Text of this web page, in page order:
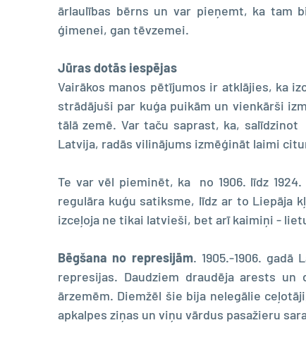
ārlaulības bērns un var pieņemt, ka tam
ģimenei, gan tēvzemei.
Jūras dotās iespējas
Vairākos manos pētījumos ir atklājies, ka
strādājuši par kuģa puikām un vienkārši
tālā zemē. Var taču saprast, ka,
Latvija, radās vilinājums izmēģināt laimi
Te var vēl pieminēt, ka  no 1906. līdz
regulāra kuģu satiksme, līdz ar to Liepāja
izceļoja ne tikai latvieši, bet arī kaimiņi -
Bēgšana no represijām. 1905.-1906. gadā
represijas. Daudziem draudēja arests
ārzemēm. Diemžēl šie bija nelegālie
apkalpes ziņas un viņu vārdus pasažieru